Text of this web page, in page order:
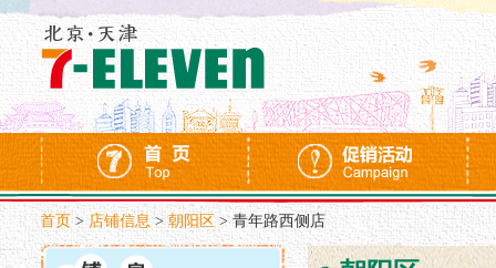
首页 > 店铺信息>朝阳区 >青年路西侧店